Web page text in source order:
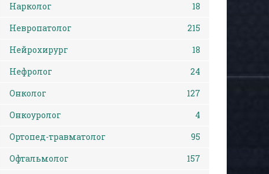
Нарколог
18
Невропатолог
215
Нейрохирург
18
Нефролог
24
Онколог
127
Онкоуролог
4
Ортопед-травматолог
95
Офтальмолог
157